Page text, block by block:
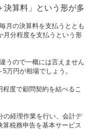
決算料」という形が多
月の決算料を支払うととも
月分程度を支払うという形
うので一概には言えません
万円が相場でしょう。
度で顧問契約を結べるこ
の経理作業を行い、会計デ
税務申告を基本サービス